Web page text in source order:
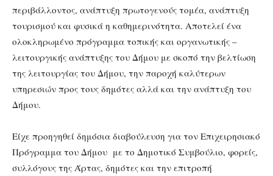
περιβάλλοντος, ανάπτυξη πρωτογενούς τομέα, ανάπτυξη
τουρισμού και φυσικά η καθημερινότητα. Αποτελεί ένα
ολοκληρωμένο πρόγραμμα τοπικής και οργανωτικής –
λειτουργικής ανάπτυξης του Δήμου με σκοπό την βελτίωση
της λειτουργίας του Δήμου, την παροχή καλύτερων
υπηρεσιών προς τους δημότες αλλά και την ανάπτυξη του
Δήμου.
Είχε προηγηθεί δημόσια διαβούλευση για τον Επιχειρησιακό
Πρόγραμμα του Δήμου με το Δημοτικό Συμβούλιο, φορείς,
συλλόγους της Άρτας, δημότες και την επιτροπή